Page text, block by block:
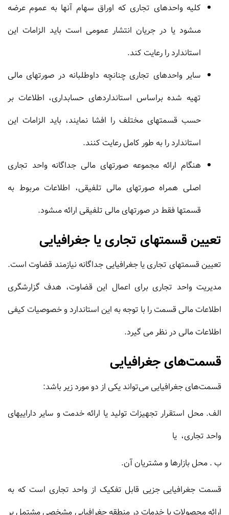
کلیه واحدهاى تجارى که اوراق سهام آنها به عموم عرضه
مى‏شود یا در جریان انتشار عمومى است باید الزامات این
استاندارد را رعایت کند.
سایر واحدهاى تجارى چنانچه داوطلبانه در صورتهاى مالى
تهیه شده براساس استانداردهاى حسابدارى، اطلاعات بر
حسب قسمتهاى مختلف را افشا نمایند، باید الزامات این
استاندارد را به طور کامل رعایت کنند.
هنگام ارائه مجموعه صورتهاى مالى جداگانه واحد تجارى
اصلى همراه صورتهاى مالى تلفیقى، اطلاعات مربوط به
قسمتها فقط در صورتهاى مالى تلفیقى ارائه مى‏شود.
تعیین قسمتهای تجاری یا جغرافیایی
تعیین قسمتهای تجاری یا جغرافیایی جداگانه نیازمند قضاوت است.
مدیریت واحد تجاری برای اعمال این قضاوت، هدف گزارشگری
اطلاعات مالی قسمت را با توجه به این استاندارد و خصوصیات کیفی
اطلاعات مالی در نظر می گیرد.
قسمت‌های جغرافیایی
قسمت‌های جغرافیایی می‌تواند یکی از دو مورد زیر باشد:
الف. محل استقرار تجهیزات تولید یا ارائه خدمت و سایر داراییهای
واحد تجاری، یا
ب . محل بازارها و مشتریان آن.
قسمت جغرافیایی جزیى قابل تفکیک از واحد تجارى است که به